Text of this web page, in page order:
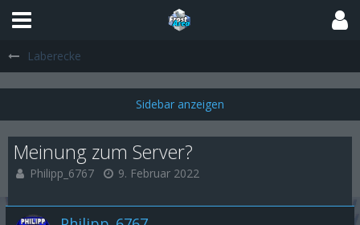
Laberecke
Meinung zum Server?
Philipp_6767 9. Februar 2022